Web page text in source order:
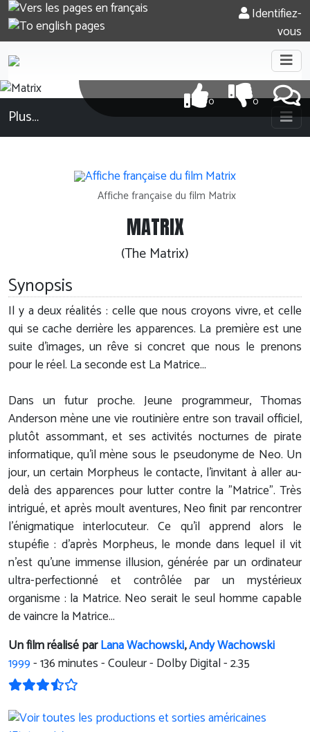
Identifiez-
vous
54
0
0
Plus…
Affiche française du film Matrix
MATRIX
(The Matrix)
Synopsis
Il y a deux réalités : celle que nous croyons vivre, et celle
qui se cache derrière les apparences. La première est une
suite d'images, un rêve si concret que nous le prenons
pour le réel. La seconde est La Matrice...
Dans un futur proche. Jeune programmeur, Thomas
Anderson mène une vie routinière entre son travail officiel,
plutôt assommant, et ses activités nocturnes de pirate
informatique, qu'il mène sous le pseudonyme de Neo. Un
jour, un certain Morpheus le contacte, l'invitant à aller au-
delà des apparences pour lutter contre la "Matrice". Très
intrigué, et après moult aventures, Neo finit par rencontrer
l'énigmatique interlocuteur. Ce qu'il apprend alors le
stupéfie : d'après Morpheus, le monde dans lequel il vit
n'est qu'une immense illusion, générée par un ordinateur
ultra-perfectionné et contrôlée par un mystérieux
organisme : la Matrice. Neo serait le seul homme capable
de vaincre la Matrice...
Un film réalisé parLana Wachowski,Andy Wachowski
1999-136minutes - Couleur - Dolby Digital - 2.35